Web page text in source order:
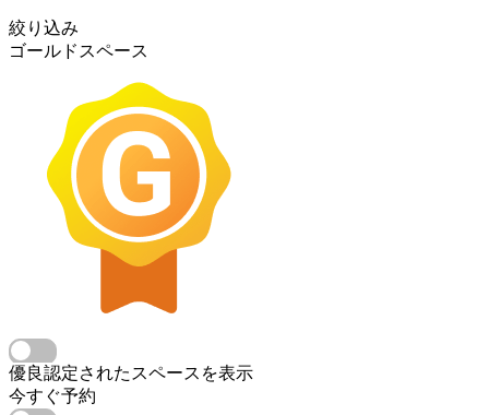
絞り込み
ゴールドスペース
優良認定されたスペースを表示
今すぐ予約